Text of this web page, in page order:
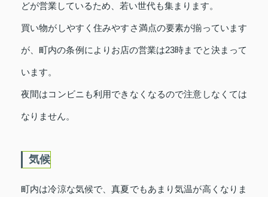
どが営業しているため、若い世代も集まります。
買い物がしやすく住みやすさ満点の要素が揃っています
が、町内の条例によりお店の営業は23時までと決まって
います。
夜間はコンビニも利用できなくなるので注意しなくては
なりません。
気候
町内は冷涼な気候で、真夏でもあまり気温が高くなりま